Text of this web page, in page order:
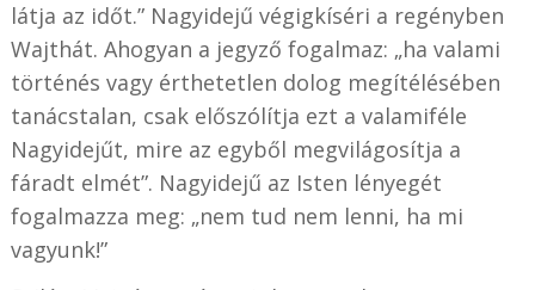
látja az időt.” Nagyidejű végigkíséri a regényben
Wajthát. Ahogyan a jegyző fogalmaz: „ha valami
történés vagy érthetetlen dolog megítélésében
tanácstalan, csak előszólítja ezt a valamiféle
Nagyidejűt, mire az egyből megvilágosítja a
fáradt elmét”. Nagyidejű az Isten lényegét
fogalmazza meg: „nem tud nem lenni, ha mi
vagyunk!”